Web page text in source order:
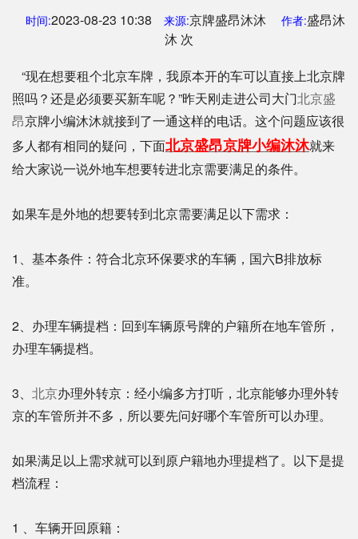
时间:2023-08-23 10:38 来源:京牌盛昂沐沐 作者:盛昂沐
沐 次
“现在想要租个北京车牌，我原本开的车可以直接上北京牌
照吗？还是必须要买新车呢？”昨天刚走进公司大门北京盛
昂京牌小编沐沐就接到了一通这样的电话。这个问题应该很
多人都有相同的疑问，下面北京盛昂京牌小编沐沐就来
给大家说一说外地车想要转进北京需要满足的条件。
如果车是外地的想要转到北京需要满足以下需求：
1、基本条件：符合北京环保要求的车辆，国六B排放标
准。
2、办理车辆提档：回到车辆原号牌的户籍所在地车管所，
办理车辆提档。
3、 北京办理外转京：经小编多方打听，北京能够办理外转
京的车管所并不多，所以要先问好哪个车管所可以办理。
如果满足以上需求就可以到原户籍地办理提档了。以下是提
档流程：
1 、车辆开回原籍：